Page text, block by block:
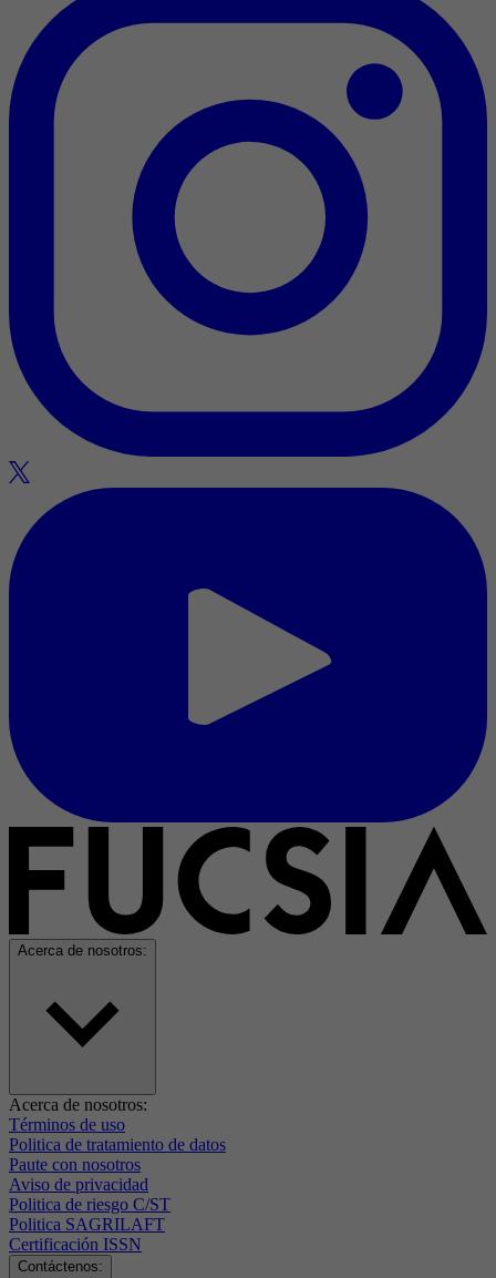
Acerca de nosotros:
Acerca de nosotros:
Términos de uso
Politica de tratamiento de datos
Paute con nosotros
Aviso de privacidad
Politica de riesgo C/ST
Politica SAGRILAFT
Certificación ISSN
Contáctenos: